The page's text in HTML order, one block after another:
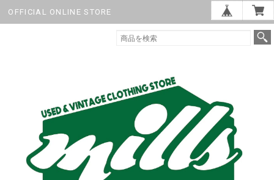
OFFICIAL ONLINE STORE